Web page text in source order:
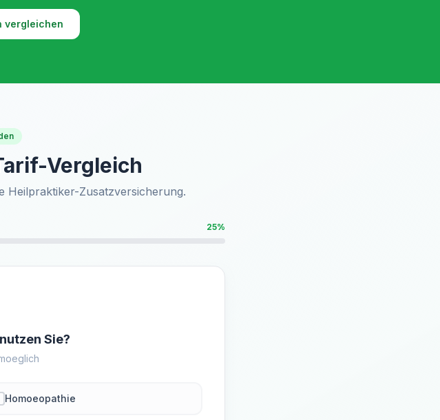
vergleichen
Vergleich
Heilpraktiker-Zusatzversicherung.
25%
Sie?
Homoeopathie